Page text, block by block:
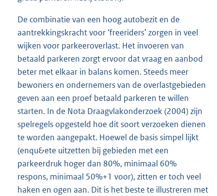
De combinatie van een hoog autobezit en de
aantrekkingskracht voor ‘freeriders’ zorgen in veel
wijken voor parkeeroverlast. Het invoeren van
betaald parkeren zorgt ervoor dat vraag en aanbod
beter met elkaar in balans komen. Steeds meer
bewoners en ondernemers van de overlastgebieden
geven aan een proef betaald parkeren te willen
starten. In de Nota Draagvlakonderzoek (2004) zijn
spelregels opgesteld hoe dit soort verzoeken dienen
te worden aangepakt. Hoewel de basis simpel lijkt
(enqu&ete uitzetten bij gebieden met een
parkeerdruk hoger dan 80%, minimaal 60%
respons, minimaal 50%+1 voor), zitten er toch veel
haken en ogen aan. Dit is het beste te illustreren met